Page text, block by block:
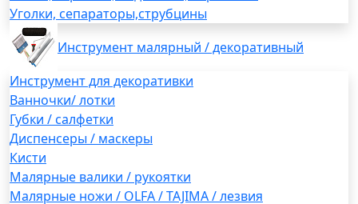
Уголки, сепараторы,струбцины
Инструмент малярный / декоративный
Инструмент для декоративки
Ванночки/ лотки
Губки / салфетки
Диспенсеры / маскеры
Кисти
Малярные валики / рукоятки
Малярные ножи / OLFA / TAJIMA / лезвия